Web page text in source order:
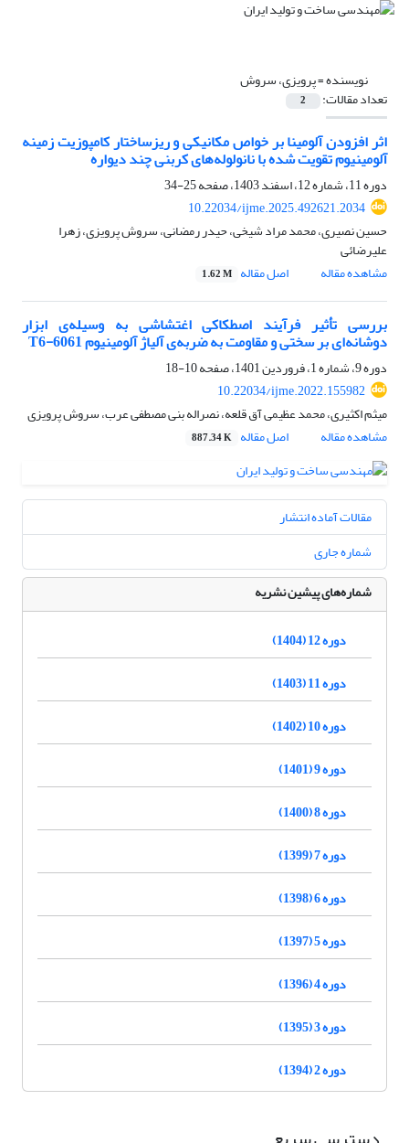
نویسنده =پرویزی، سروش
تعداد مقالات: 2
اثر افزودن آلومینا بر خواص مکانیکی و ریزساختار کامپوزیت زمینه
آلومینیوم تقویت شده با نانولوله‌های ‌کربنی چند دیواره
دوره 11، شماره 12، اسفند 1403، صفحه
25-34
10.22034/ijme.2025.492621.2034
حسین نصیری، محمد مراد شیخی، حیدر رمضانی، سروش پرویزی، زهرا
علیرضائی
مشاهده مقاله
اصل مقاله 1.62 M
بررسی تأثیر فرآیند اصطکاکی اغتشاشی به وسیله‌ی ابزار
دوشانه‌ای بر سختی و مقاومت به ضربه‌ی آلیاژ آلومینیوم 6061-T6
دوره 9، شماره 1، فروردین 1401، صفحه
10-18
10.22034/ijme.2022.155982
میثم اکثیری، محمد عظیمی آق قلعه، نصراله بنی مصطفی عرب، سروش پرویزی
مشاهده مقاله
اصل مقاله 887.34 K
مقالات آماده انتشار
شماره جاری
شماره‌های پیشین نشریه
دوره 12 (1404)
دوره 11 (1403)
دوره 10 (1402)
دوره 9 (1401)
دوره 8 (1400)
دوره 7 (1399)
دوره 6 (1398)
دوره 5 (1397)
دوره 4 (1396)
دوره 3 (1395)
دوره 2 (1394)